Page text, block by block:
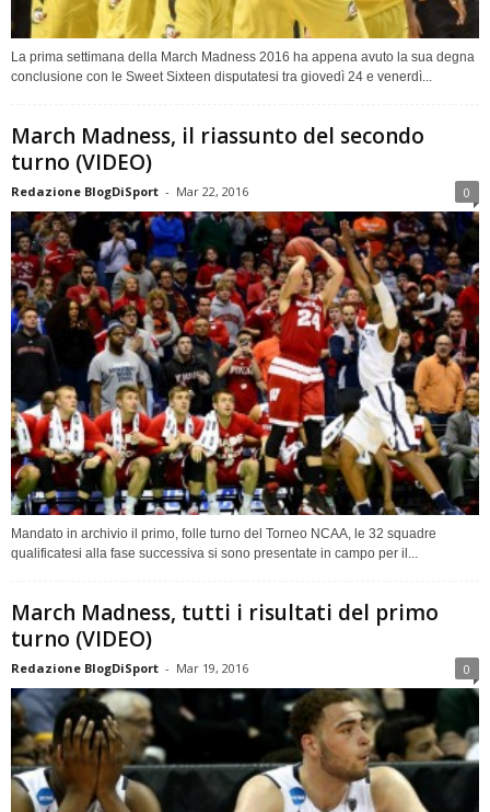
La prima settimana della March Madness 2016 ha appena avuto la sua degna
conclusione con le Sweet Sixteen disputatesi tra giovedì 24 e venerdì...
March Madness, il riassunto del secondo
turno (VIDEO)
Redazione BlogDiSport - Mar 22, 2016 0
Mandato in archivio il primo, folle turno del Torneo NCAA, le 32 squadre
qualificatesi alla fase successiva si sono presentate in campo per il...
March Madness, tutti i risultati del primo
turno (VIDEO)
Redazione BlogDiSport - Mar 19, 2016 0